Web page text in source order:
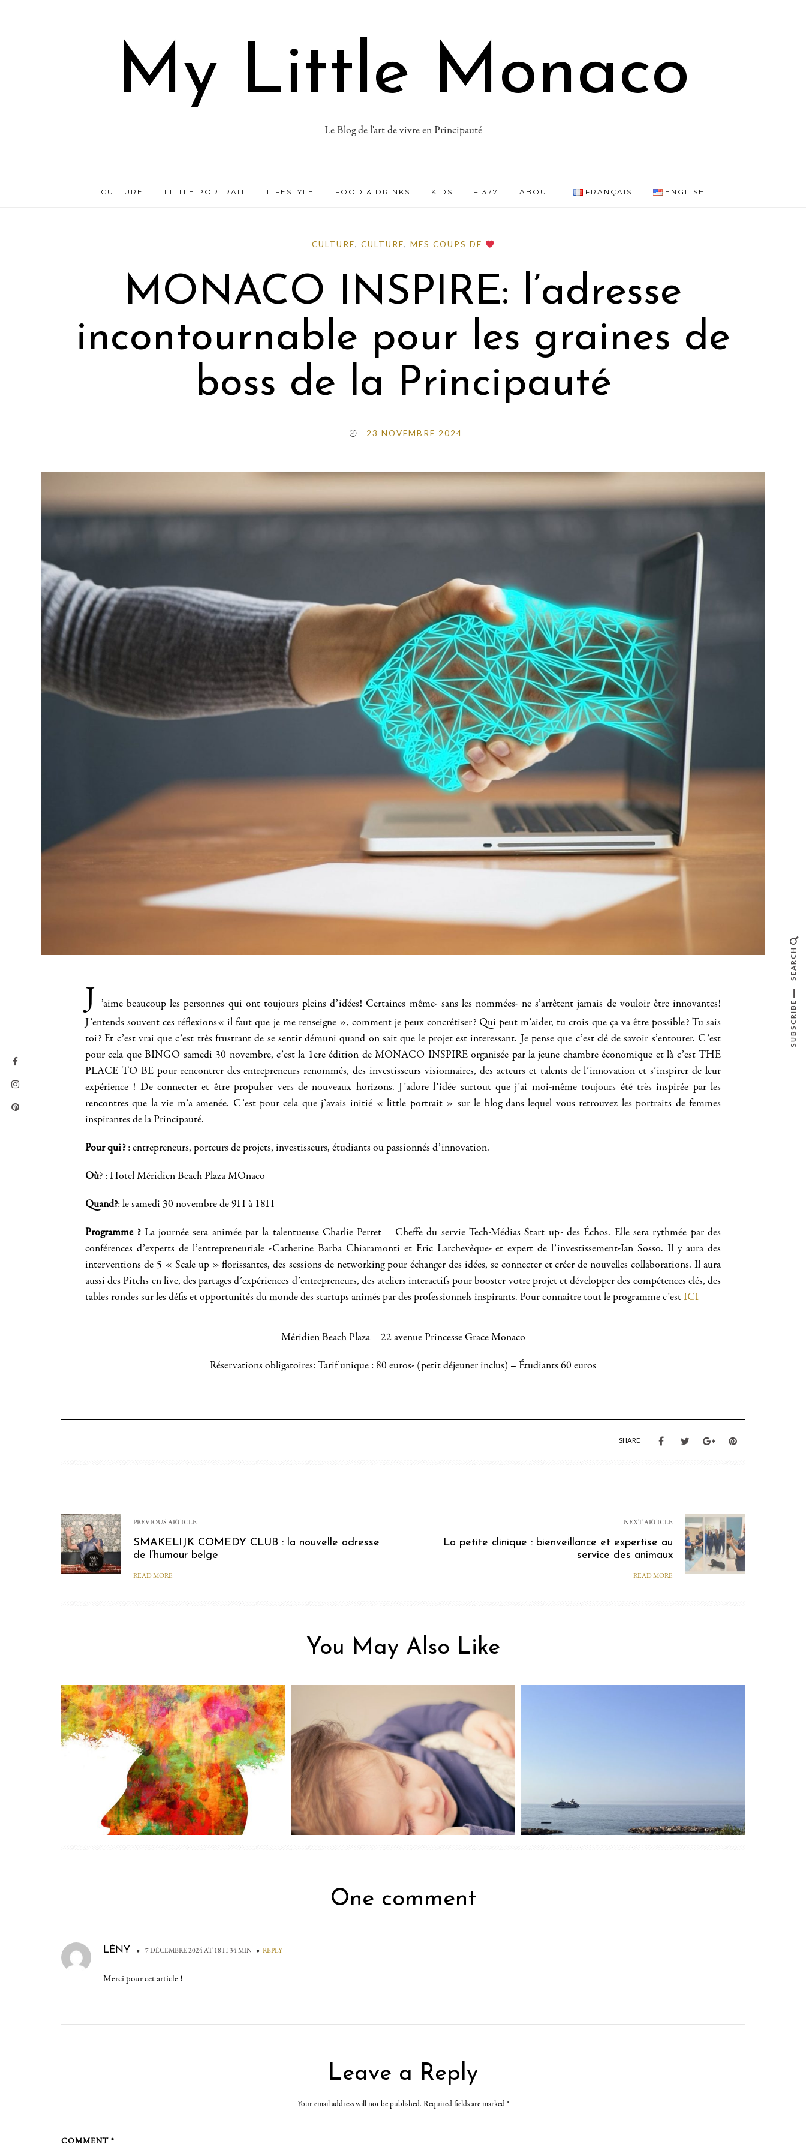
My Little Monaco
Le Blog de l'art de vivre en Principauté
CULTURE LITTLE PORTRAIT LIFESTYLE FOOD & DRINKS KIDS + 377 ABOUT FRANÇAIS ENGLISH
CULTURE, CULTURE, MES COUPS DE
MONACO INSPIRE: l’adresse
incontournable pour les graines de
boss de la Principauté
23 NOVEMBRE 2024
J
’aime beaucoup les personnes qui ont toujours pleins d’idées! Certaines même- sans les nommées- ne s’arrêtent jamais de vouloir être innovantes!
J’entends souvent ces réflexions« il faut que je me renseigne », comment je peux concrétiser? Qui peut m’aider, tu crois que ça va être possible? Tu sais
toi? Et c’est vrai que c’est très frustrant de se sentir démuni quand on sait que le projet est interessant. Je pense que c’est clé de savoir s’entourer. C’est
pour cela que BINGO samedi 30 novembre, c’est la 1ere édition de MONACO INSPIRE organisée par la jeune chambre économique et là c’est THE
PLACE TO BE pour rencontrer des entrepreneurs renommés, des investisseurs visionnaires, des acteurs et talents de l’innovation et s’inspirer de leur
expérience ! De connecter et être propulser vers de nouveaux horizons. J’adore l’idée surtout que j’ai moi-même toujours été très inspirée par les
rencontres que la vie m’a amenée. C’est pour cela que j’avais initié « little portrait » sur le blog dans lequel vous retrouvez les portraits de femmes
inspirantes de la Principauté.
Pour qui?: entrepreneurs, porteurs de projets, investisseurs, étudiants ou passionnés d’innovation.
Où? : Hotel Méridien Beach Plaza MOnaco
Quand?: le samedi 30 novembre de 9H à 18H
Programme ?La journée sera animée par la talentueuse Charlie Perret – Cheffe du servie Tech-Médias Start up- des Échos. Elle sera rythmée par des
conférences d’experts de l’entrepreneuriale -Catherine Barba Chiaramonti et Eric Larchevêque- et expert de l’investissement-Ian Sosso. Il y aura des
interventions de 5 « Scale up » florissantes, des sessions de networking pour échanger des idées, se connecter et créer de nouvelles collaborations. Il aura
aussi des Pitchs en live, des partages d’expériences d’entrepreneurs, des ateliers interactifs pour booster votre projet et développer des compétences clés, des
tables rondes sur les défis et opportunités du monde des startups animés par des professionnels inspirants. Pour connaitre tout le programme c’est ICI
Méridien Beach Plaza – 22 avenue Princesse Grace Monaco
Réservations obligatoires: Tarif unique : 80 euros- (petit déjeuner inclus) – Étudiants 60 euros
SHARE
PREVIOUS ARTICLE
SMAKELIJK COMEDY CLUB : la nouvelle adresse
de l’humour belge
READ MORE
NEXT ARTICLE
La petite clinique : bienveillance et expertise au
service des animaux
READ MORE
You May Also Like
One comment
LÉNY • 7 DÉCEMBRE 2024 AT 18 H 34 MIN • REPLY
Merci pour cet article !
Leave a Reply
Your email address will not be published. Required fields are marked *
COMMENT *
SEARCH
SUBSCRIBE